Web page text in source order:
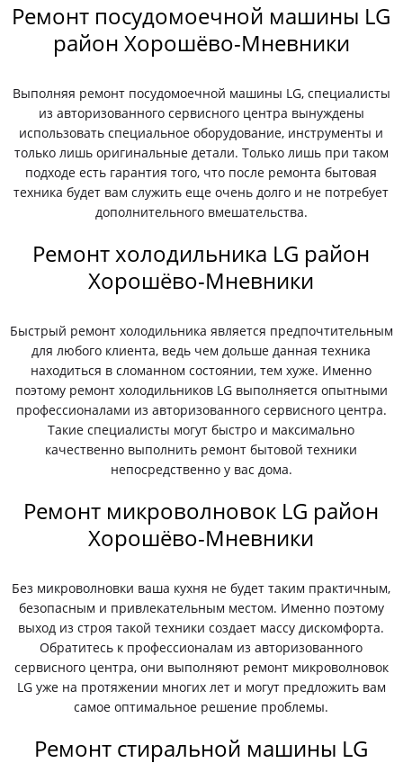
Ремонт посудомоечной машины LG
район Хорошёво-Мневники
Выполняя ремонт посудомоечной машины LG, специалисты
из авторизованного сервисного центра вынуждены
использовать специальное оборудование, инструменты и
только лишь оригинальные детали. Только лишь при таком
подходе есть гарантия того, что после ремонта бытовая
техника будет вам служить еще очень долго и не потребует
дополнительного вмешательства.
Ремонт холодильника LG район
Хорошёво-Мневники
Быстрый ремонт холодильника является предпочтительным
для любого клиента, ведь чем дольше данная техника
находиться в сломанном состоянии, тем хуже. Именно
поэтому ремонт холодильников LG выполняется опытными
профессионалами из авторизованного сервисного центра.
Такие специалисты могут быстро и максимально
качественно выполнить ремонт бытовой техники
непосредственно у вас дома.
Ремонт микроволновок LG район
Хорошёво-Мневники
Без микроволновки ваша кухня не будет таким практичным,
безопасным и привлекательным местом. Именно поэтому
выход из строя такой техники создает массу дискомфорта.
Обратитесь к профессионалам из авторизованного
сервисного центра, они выполняют ремонт микроволновок
LG уже на протяжении многих лет и могут предложить вам
самое оптимальное решение проблемы.
Ремонт стиральной машины LG